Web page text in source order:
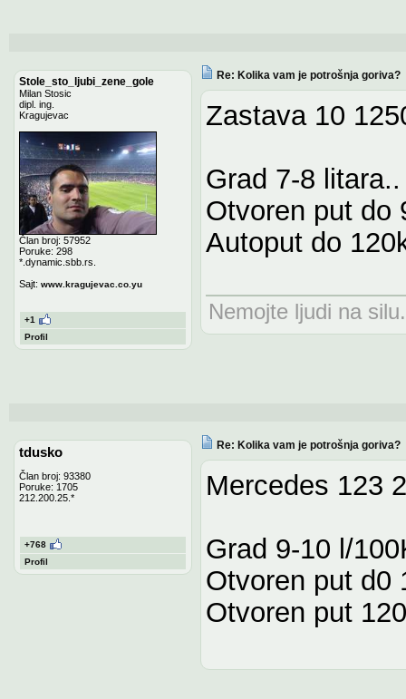
Stole_sto_ljubi_zene_gole
Milan Stosic
dipl. ing.
Kragujevac
Član broj: 57952
Poruke: 298
*.dynamic.sbb.rs.
Sajt: www.kragujevac.co.yu
+1
Profil
Re: Kolika vam je potrošnja goriva?
Zastava 10
Grad 7-8 litara..
Otvoren put do
Autoput do
Nemojte ljudi na
tdusko
Član broj: 93380
Poruke: 1705
212.200.25.*
+768
Profil
Re: Kolika vam je potrošnja goriva?
Mercedes 123
Grad 9-10 l/
Otvoren put d0
Otvoren put